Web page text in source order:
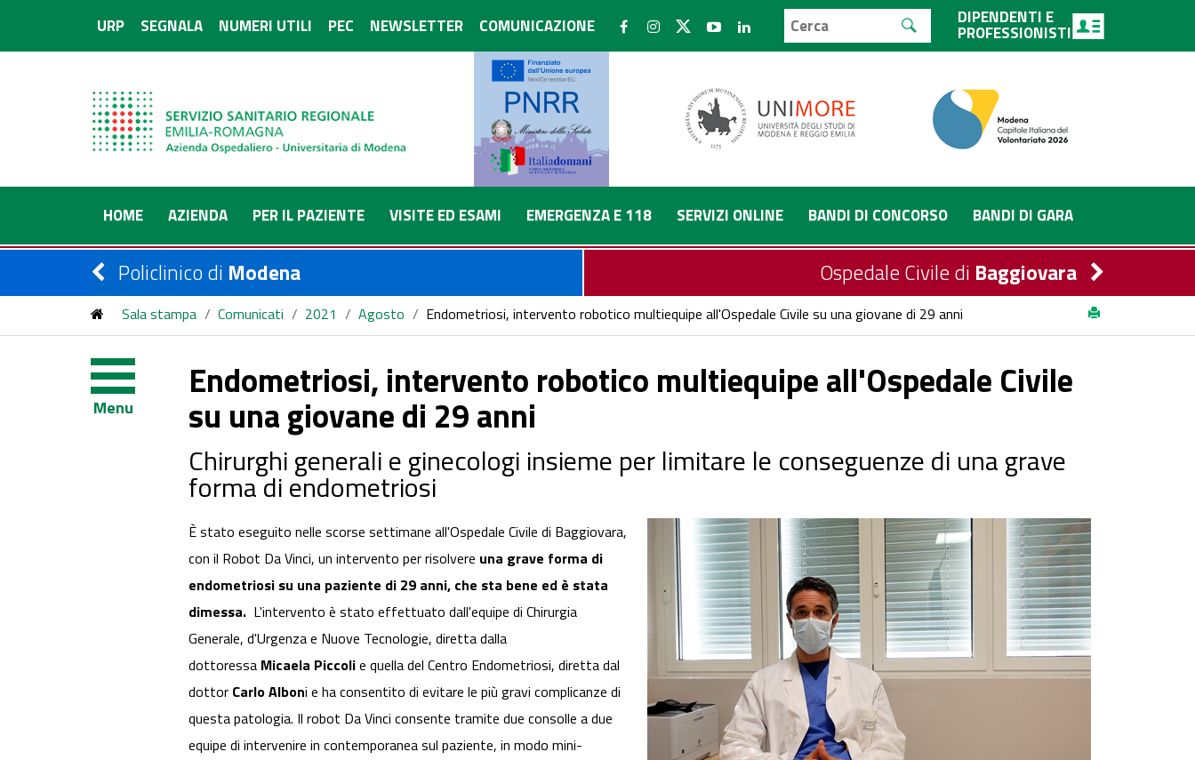
URP SEGNALA NUMERI UTILI PEC NEWSLETTER COMUNICAZIONE DIPENDENTI E
PROFESSIONISTI
HOME AZIENDA PER IL PAZIENTE VISITE ED ESAMI EMERGENZA E 118 SERVIZI ONLINE BANDI DI CONCORSO BANDI DI GARA
Policlinico di Modena Ospedale Civile di Baggiovara
Sala stampa / Comunicati / 2021 / Agosto / Endometriosi, intervento robotico multiequipe all'Ospedale Civile su una giovane di 29 anni
Menu
Endometriosi, intervento robotico multiequipe all'Ospedale Civile
su una giovane di 29 anni
Chirurghi generali e ginecologi insieme per limitare le conseguenze di una grave
forma di endometriosi
È stato eseguito nelle scorse settimane all'Ospedale Civile di Baggiovara,
con il Robot Da Vinci, un intervento per risolvere una grave forma di
endometriosi su una paziente di 29 anni, che sta bene ed è stata
dimessa. L'intervento è stato effettuato dall'equipe di Chirurgia
Generale, d'Urgenza e Nuove Tecnologie, diretta dalla
dottoressa Micaela Piccolie quella del Centro Endometriosi, diretta dal
dottor Carlo Alboni e ha consentito di evitare le più gravi complicanze di
questa patologia. Il robot Da Vinci consente tramite due consolle a due
equipe di intervenire in contemporanea sul paziente, in modo mini-